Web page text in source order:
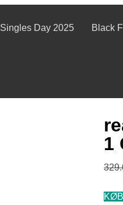
Singles Day 2025 Black
1